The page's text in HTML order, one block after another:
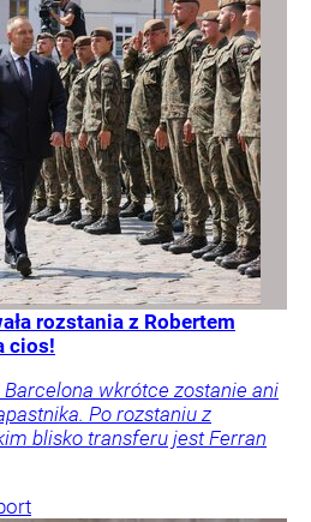
rozstania z Robertem
cios!
Barcelona wkrótce zostanie ani
Po rozstaniu z
blisko transferu jest Ferran